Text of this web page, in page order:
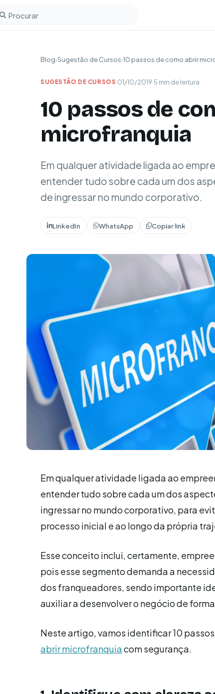
Buscar no blog
Blog›Sugestão de Cursos›10 passos de como abrir
SUGESTÃO DE CURSOS·01/10/2019·5 min de leitura
10 passos de
microfranquia
Em qualquer atividade ligada ao
entender tudo sobre cada um dos
de ingressar no mundo corporativo.
LinkedIn WhatsApp Copiar link
Em qualquer atividade ligada ao
entender tudo sobre cada um dos
ingressar no mundo corporativo, para
processo inicial e ao longo da própria
Esse conceito inclui, certamente,
pois esse segmento demanda a
dos franqueadores, sendo importante
auxiliar a desenvolver o negócio de
Neste artigo, vamos identificar 10
abrir microfranquiacom segurança.